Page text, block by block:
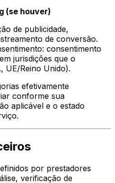
(se houver)
de publicidade,
de conversão.
consentimento
jurisdições que o
UE/Reino Unido).
efetivamente
conforme sua
aplicável e o estado
por prestadores
verificação de